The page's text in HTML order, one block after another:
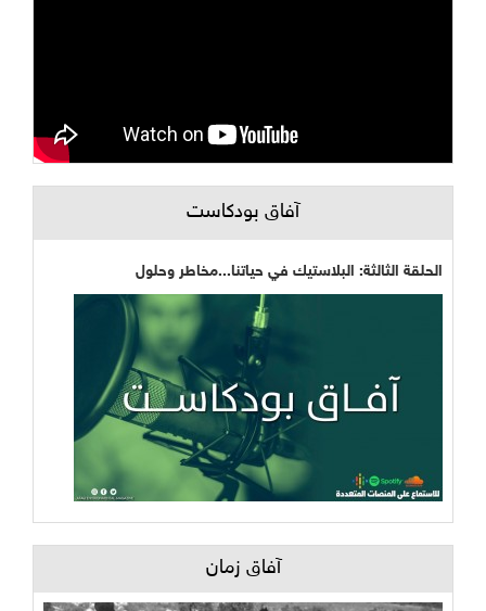
آفاق بودكاست
الحلقة الثالثة: البلاستيك في حياتنا...مخاطر وحلول
آفاق زمان